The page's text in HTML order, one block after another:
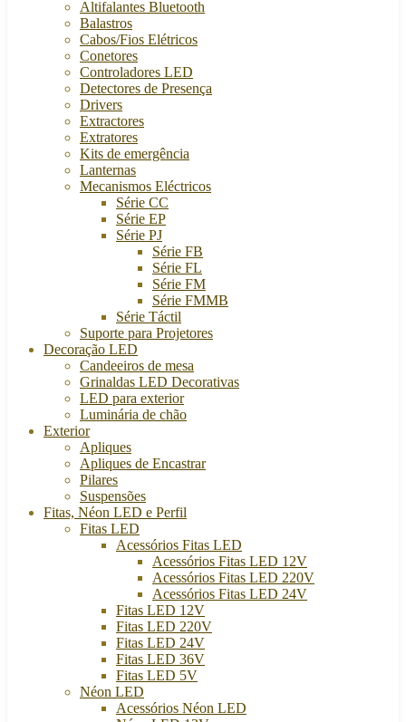
Altifalantes Bluetooth
Balastros
Cabos/Fios Elétricos
Conetores
Controladores LED
Detectores de Presença
Drivers
Extractores
Extratores
Kits de emergência
Lanternas
Mecanismos Eléctricos
Série CC
Série EP
Série PJ
Série FB
Série FL
Série FM
Série FMMB
Série Táctil
Suporte para Projetores
Decoração LED
Candeeiros de mesa
Grinaldas LED Decorativas
LED para exterior
Luminária de chão
Exterior
Apliques
Apliques de Encastrar
Pilares
Suspensões
Fitas, Néon LED e Perfil
Fitas LED
Acessórios Fitas LED
Acessórios Fitas LED 12V
Acessórios Fitas LED 220V
Acessórios Fitas LED 24V
Fitas LED 12V
Fitas LED 220V
Fitas LED 24V
Fitas LED 36V
Fitas LED 5V
Néon LED
Acessórios Néon LED